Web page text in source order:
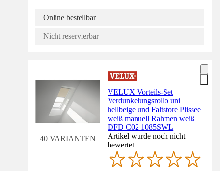
Online bestellbar
Nicht reservierbar
40 VARIANTEN
VELUX Vorteils-Set
Verdunkelungsrollo uni
hellbeige und Faltstore Plissee
weiß manuell Rahmen weiß
DFD C02 1085SWL
Artikel wurde noch nicht
bewertet.